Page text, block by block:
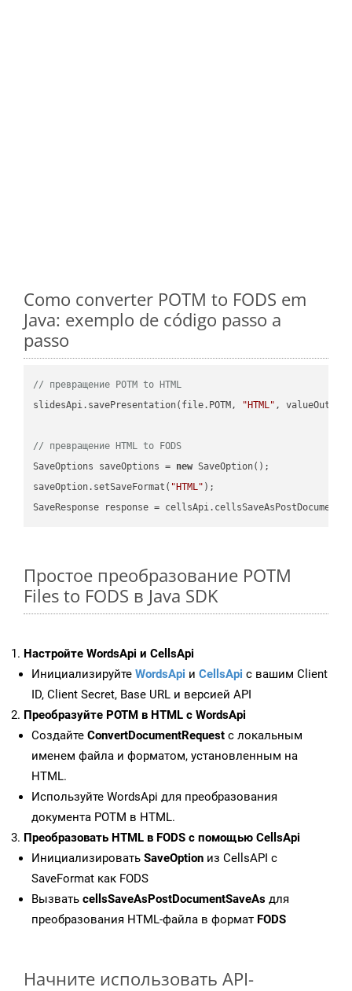
Como converter POTM to FODS em
Java: exemplo de código passo a
passo
// превращение POTM to HTML
slidesApi.savePresentation(file.POTM,
"HTML" ,
// превращение HTML to FODS
SaveOptions saveOptions = new SaveOption();
saveOption.setSaveFormat( "HTML" );
SaveResponse response =
Простое преобразование POTM
Files to FODS в Java SDK
Настройте WordsApi и CellsApi
Инициализируйте WordsApi и CellsApi с вашим Client
ID, Client Secret, Base URL и версией API
Преобразуйте POTM в HTML с WordsApi
Создайте ConvertDocumentRequest с локальным
именем файла и форматом, установленным на
HTML.
Используйте WordsApi для преобразования
документа POTM в HTML.
Преобразовать HTML в FODS с помощью CellsApi
Инициализировать SaveOption из CellsAPI с
SaveFormat как FODS
Вызвать cellsSaveAsPostDocumentSaveAs для
преобразования HTML-файла в формат FODS
Начните использовать API-